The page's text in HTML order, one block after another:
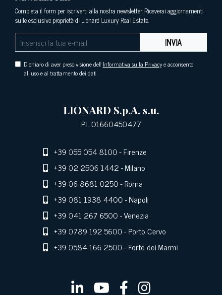
Completa il form per iscriverti alla nostra newsletter. Riceverai aggiornamenti
sulle esclusive proprietà di Lionard Luxury Real Estate.
INVIA
Dichiaro di aver preso visione dell'Informativa sulla Privacye acconsento
all'uso e al trattamento dei dati
LIONARD S.p.A. s.u.
P.I. 01660450477
+39 055 054 8100- Firenze
+39 02 2506 1442- Milano
+39 06 8681 0250- Roma
+39 081 1938 4400- Napoli
+39 041 267 6500- Venezia
+39 0789 192 5600- Porto Cervo
+39 0584 166 2500- Forte dei Marmi